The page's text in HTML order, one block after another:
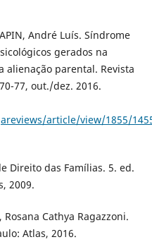
André Luís. Síndrome
gerados na
parental. Revista
77, out./dez. 2016.
article/view/1855/
Direito das Famílias. 5. ed.
2009.
Rosana Cathya Ragazzoni.
Atlas, 2016.